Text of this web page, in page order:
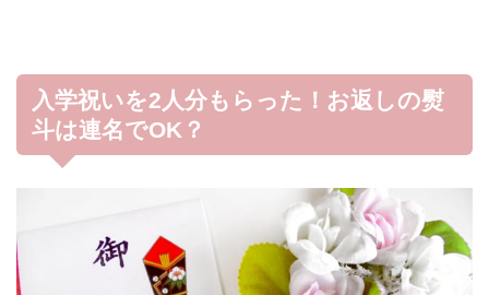
入学祝いを2人分もらった！お返しの熨
斗は連名でOK？